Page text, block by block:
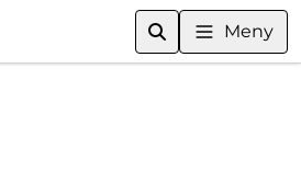
Meny